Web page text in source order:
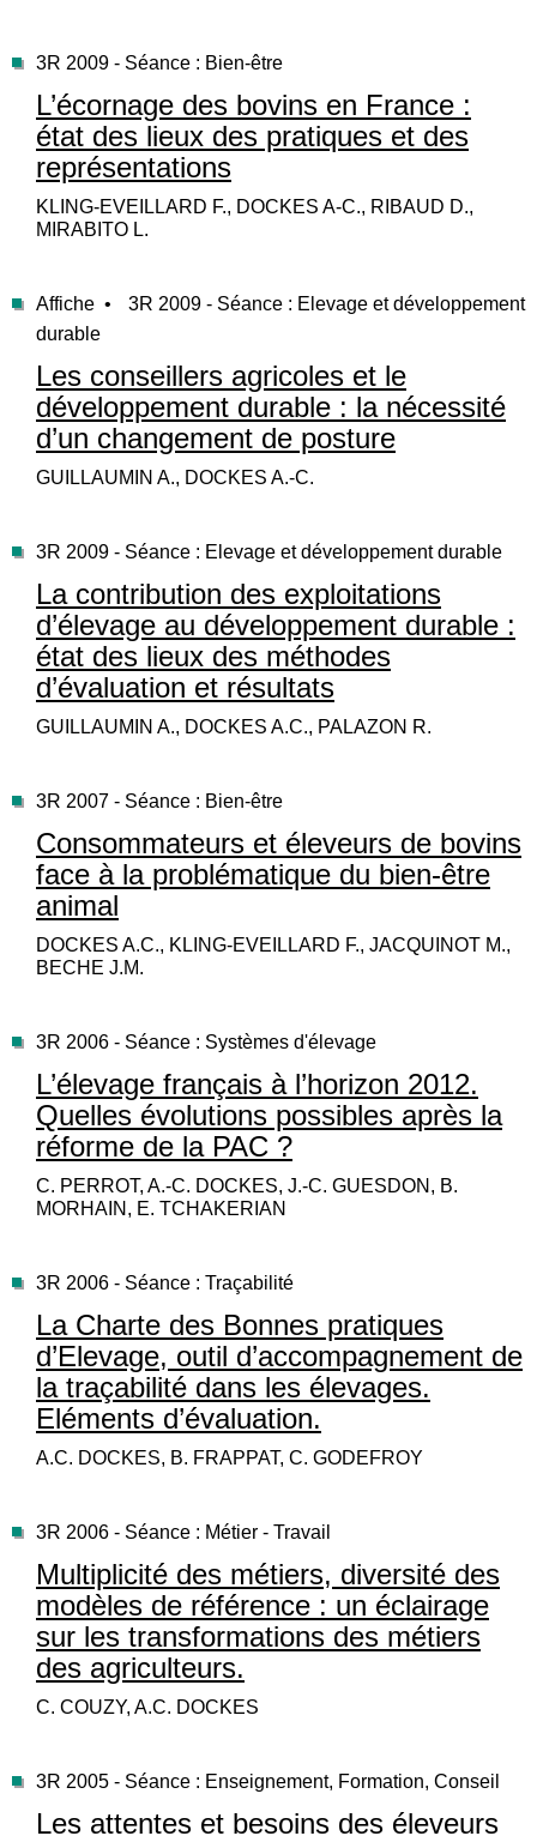
3R 2009 - Séance : Bien-être
L’écornage des bovins en France :
état des lieux des pratiques et des
représentations
KLING-EVEILLARD F., DOCKES A-C., RIBAUD D.,
MIRABITO L.
Affiche •
3R 2009 - Séance : Elevage et développement
durable
Les conseillers agricoles et le
développement durable : la nécessité
d’un changement de posture
GUILLAUMIN A., DOCKES A.-C.
3R 2009 - Séance : Elevage et développement durable
La contribution des exploitations
d’élevage au développement durable :
état des lieux des méthodes
d’évaluation et résultats
GUILLAUMIN A., DOCKES A.C., PALAZON R.
3R 2007 - Séance : Bien-être
Consommateurs et éleveurs de bovins
face à la problématique du bien-être
animal
DOCKES A.C., KLING-EVEILLARD F., JACQUINOT M.,
BECHE J.M.
3R 2006 - Séance : Systèmes d'élevage
L’élevage français à l’horizon 2012.
Quelles évolutions possibles après la
réforme de la PAC ?
C. PERROT, A.-C. DOCKES, J.-C. GUESDON, B.
MORHAIN, E. TCHAKERIAN
3R 2006 - Séance : Traçabilité
La Charte des Bonnes pratiques
d’Elevage, outil d’accompagnement de
la traçabilité dans les élevages.
Eléments d’évaluation.
A.C. DOCKES, B. FRAPPAT, C. GODEFROY
3R 2006 - Séance : Métier - Travail
Multiplicité des métiers, diversité des
modèles de référence : un éclairage
sur les transformations des métiers
des agriculteurs.
C. COUZY, A.C. DOCKES
3R 2005 - Séance : Enseignement, Formation, Conseil
Les attentes et besoins des éleveurs